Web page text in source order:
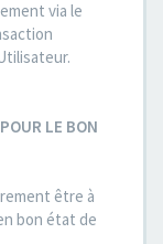
via le
LE BON
être à
bon état de